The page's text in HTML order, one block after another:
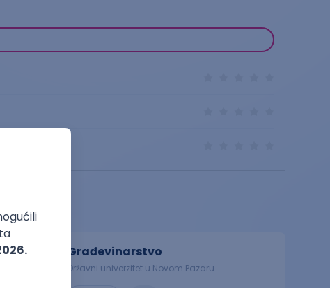
Građevinarstvo
Državni univerzitet u Novom Pazaru